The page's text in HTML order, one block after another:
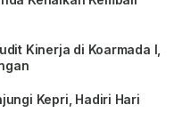
Kinerja di Koarmada I,
Kepri, Hadiri Hari